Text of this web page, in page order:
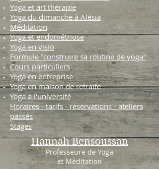
Yoga et art thérapie
Yoga du dimanche à Alésia
Méditation
Yoga et endométriose
Yoga en visio
Formule "construire sa routine de yoga"
Cours particuliers
Yoga en entreprise
Yoga en maison de retraite
Yoga à l'université
Horaires - tarifs - réservations - ateliers
passés
Stages
Hannah Bensoussan
Professeure de Yoga
et Méditation